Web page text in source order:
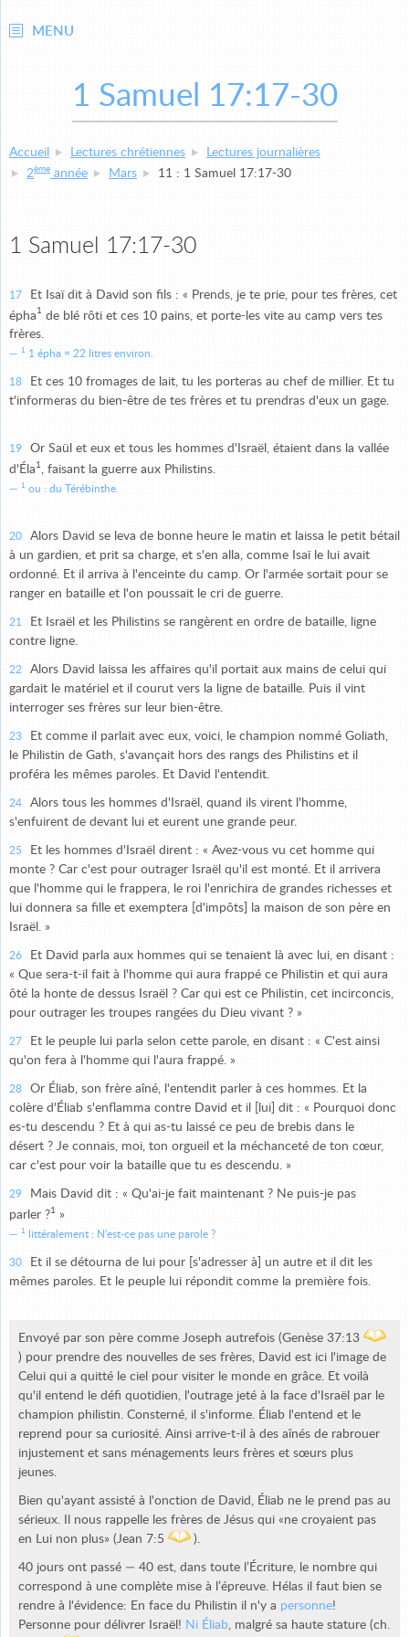
MENU
1 Samuel 17:17-30
Accueil Lectures chrétiennes
Lectures journalières
2ème année Mars 11 : 1 Samuel 17:17-30
1 Samuel 17:17-30
17
Et Isaï dit à David son fils : « Prends, je te prie, pour tes frères, cet
épha 1 de blé rôti et ces 10 pains, et porte-les vite au camp vers tes
frères.
1 1 épha = 22 litres environ.
18
Et ces 10 fromages de lait, tu les porteras au chef de millier. Et tu
t'informeras du bien-être de tes frères et tu prendras d'eux un gage.
19
Or Saül et eux et tous les hommes d'Israël, étaient dans la vallée
d'Éla 1 , faisant la guerre aux Philistins.
1 ou : du Térébinthe.
20
Alors David se leva de bonne heure le matin et laissa le petit bétail
à un gardien, et prit sa charge, et s'en alla, comme Isaï le lui avait
ordonné. Et il arriva à l'enceinte du camp. Or l'armée sortait pour se
ranger en bataille et l'on poussait le cri de guerre.
21
Et Israël et les Philistins se rangèrent en ordre de bataille, ligne
contre ligne.
22
Alors David laissa les affaires qu'il portait aux mains de celui qui
gardait le matériel et il courut vers la ligne de bataille. Puis il vint
interroger ses frères sur leur bien-être.
23
Et comme il parlait avec eux, voici, le champion nommé Goliath,
le Philistin de Gath, s'avançait hors des rangs des Philistins et il
proféra les mêmes paroles. Et David l'entendit.
24
Alors tous les hommes d'Israël, quand ils virent l'homme,
s'enfuirent de devant lui et eurent une grande peur.
25
Et les hommes d'Israël dirent : « Avez-vous vu cet homme qui
monte ? Car c'est pour outrager Israël qu'il est monté. Et il arrivera
que l'homme qui le frappera, le roi l'enrichira de grandes richesses et
lui donnera sa fille et exemptera [d'impôts] la maison de son père en
Israël. »
26
Et David parla aux hommes qui se tenaient là avec lui, en disant :
« Que sera-t-il fait à l'homme qui aura frappé ce Philistin et qui aura
ôté la honte de dessus Israël ? Car qui est ce Philistin, cet incirconcis,
pour outrager les troupes rangées du Dieu vivant ? »
27
Et le peuple lui parla selon cette parole, en disant : « C'est ainsi
qu'on fera à l'homme qui l'aura frappé. »
28
Or Éliab, son frère aîné, l'entendit parler à ces hommes. Et la
colère d'Éliab s'enflamma contre David et il [lui] dit : « Pourquoi donc
es-tu descendu ? Et à qui as-tu laissé ce peu de brebis dans le
désert ? Je connais, moi, ton orgueil et la méchanceté de ton cœur,
car c'est pour voir la bataille que tu es descendu. »
29
Mais David dit : « Qu'ai-je fait maintenant ? Ne puis-je pas
parler ?1 »
1 littéralement : N'est-ce pas une parole ?
30
Et il se détourna de lui pour [s'adresser à] un autre et il dit les
mêmes paroles. Et le peuple lui répondit comme la première fois.
Envoyé par son père comme Joseph autrefois (Genèse 37:13
) pour prendre des nouvelles de ses frères, David est ici l'image de
Celui qui a quitté le ciel pour visiter le monde en grâce. Et voilà
qu'il entend le défi quotidien, l'outrage jeté à la face d'Israël par le
champion philistin. Consterné, il s'informe. Éliab l'entend et le
reprend pour sa curiosité. Ainsi arrive-t-il à des aînés de rabrouer
injustement et sans ménagements leurs frères et sœurs plus
jeunes.
Bien qu'ayant assisté à l'onction de David, Éliab ne le prend pas au
sérieux. Il nous rappelle les frères de Jésus qui «ne croyaient pas
en Lui non plus» (Jean 7:5
).
40 jours ont passé — 40 est, dans toute l’Écriture, le nombre qui
correspond à une complète mise à l’épreuve. Hélas il faut bien se
rendre à l'évidence: En face du Philistin il n'y a personne!
Personne pour délivrer Israël! Ni Éliab , malgré sa haute stature (ch.